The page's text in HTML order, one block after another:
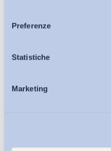
Preferenze
Statistiche
Marketing
Articoli
Osservatori
Eventi
Lavoro mediante
decreto carente sul...